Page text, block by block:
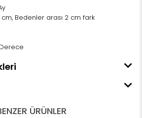
cm, Bedenler arası 2 cm fark
ÜRÜNLER